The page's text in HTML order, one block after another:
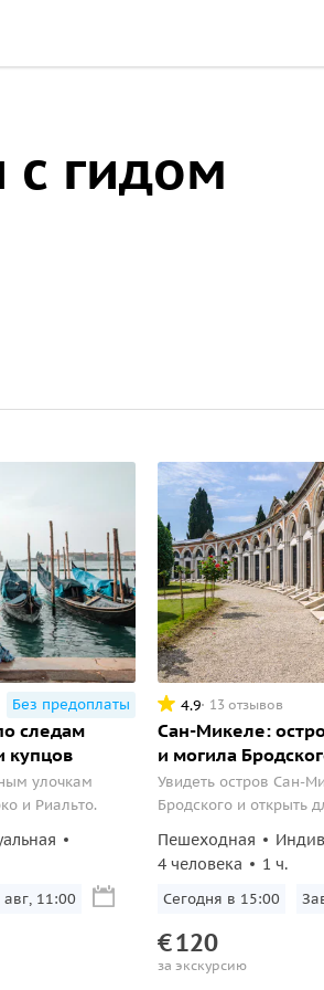
с гидом
Без предоплаты
следам
купцов
улочкам
и Риальто.
11:00
4.9 13 отзывов
Сан-Микеле:
и могила
Увидеть остров Сан-
Бродского и открыть
Пешеходная
4 человека
1 ч.
Сегодня в 15:00
€120
за экскурсию